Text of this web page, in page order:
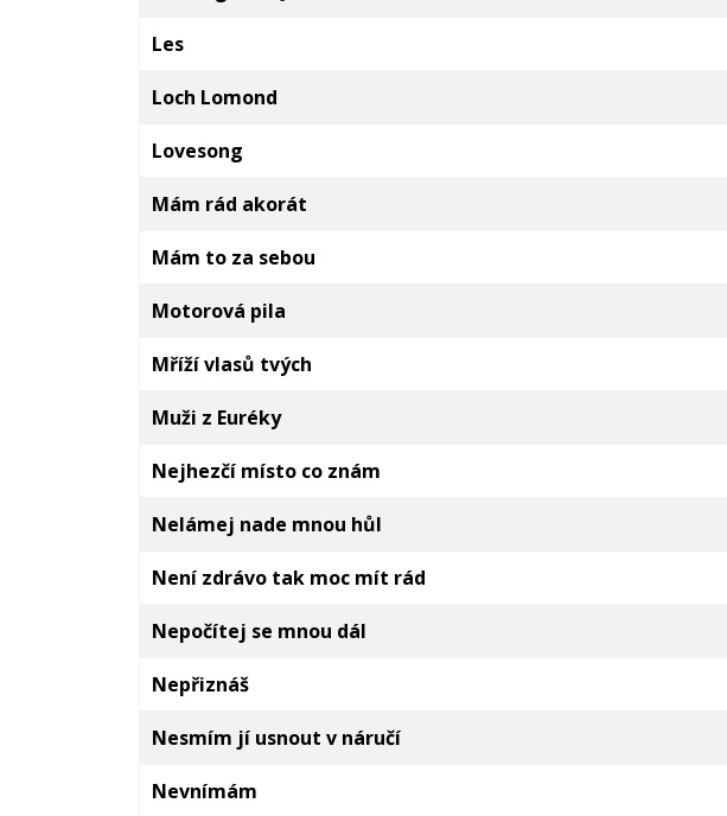
Les
Loch Lomond
Lovesong
Mám rád akorát
Mám to za sebou
Motorová pila
Mříží vlasů tvých
Muži z Euréky
Nejhezčí místo co znám
Nelámej nade mnou hůl
Není zdrávo tak moc mít rád
Nepočítej se mnou dál
Nepřiznáš
Nesmím jí usnout v náručí
Nevnímám